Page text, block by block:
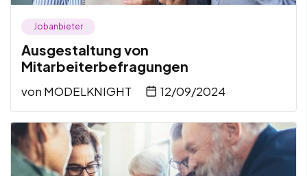
Jobanbieter
Ausgestaltung von
Mitarbeiterbefragungen
von MODELKNIGHT 12/09/2024